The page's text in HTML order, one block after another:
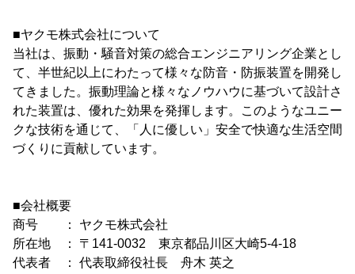
■ヤクモ株式会社について
当社は、振動・騒音対策の総合エンジニアリング企業とし
て、半世紀以上にわたって様々な防音・防振装置を開発し
てきました。振動理論と様々なノウハウに基づいて設計さ
れた装置は、優れた効果を発揮します。このようなユニー
クな技術を通じて、「人に優しい」安全で快適な生活空間
づくりに貢献しています。
■会社概要
商号 ： ヤクモ株式会社
所在地 ： 〒141-0032 東京都品川区大崎5-4-18
代表者 ： 代表取締役社長 舟木 英之